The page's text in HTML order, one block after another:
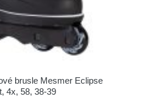
brusle Mesmer Eclipse
4x, 58, 38-39